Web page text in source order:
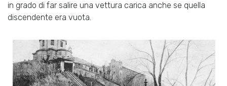
in grado di far salire una vettura carica anche se quella
discendente era vuota.